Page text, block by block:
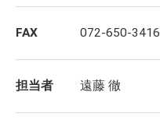
FAX 072-650-3416
担当者 遠藤 徹